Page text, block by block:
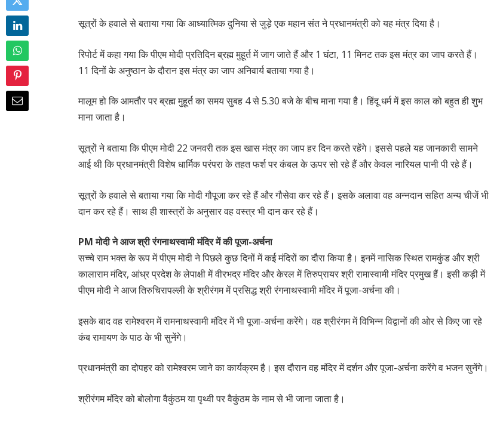
सूत्रों के हवाले से बताया गया कि आध्यात्मिक दुनिया से जुड़े एक महान संत ने प्रधानमंत्री को यह मंत्र दिया है।
रिपोर्ट में कहा गया कि पीएम मोदी प्रतिदिन ब्रह्म मुहूर्त में जाग जाते हैं और 1 घंटा, 11 मिनट तक इस मंत्र का जाप करते हैं।
11 दिनों के अनुष्ठान के दौरान इस मंत्र का जाप अनिवार्य बताया गया है।
मालूम हो कि आमतौर पर ब्रह्म मुहूर्त का समय सुबह 4 से 5.30 बजे के बीच माना गया है। हिंदू धर्म में इस काल को बहुत ही शुभ
माना जाता है।
सूत्रों ने बताया कि पीएम मोदी 22 जनवरी तक इस खास मंत्र का जाप हर दिन करते रहेंगे। इससे पहले यह जानकारी सामने
आई थी कि प्रधानमंत्री विशेष धार्मिक परंपरा के तहत फर्श पर कंबल के ऊपर सो रहे हैं और केवल नारियल पानी पी रहे हैं।
सूत्रों के हवाले से बताया गया कि मोदी गौपूजा कर रहे हैं और गौसेवा कर रहे हैं। इसके अलावा वह अन्नदान सहित अन्य चीजें भी
दान कर रहे हैं। साथ ही शास्त्रों के अनुसार वह वस्त्र भी दान कर रहे हैं।
PM मोदी ने आज श्री रंगनाथस्वामी मंदिर में की पूजा-अर्चना
सच्चे राम भक्त के रूप में पीएम मोदी ने पिछले कुछ दिनों में कई मंदिरों का दौरा किया है। इनमें नासिक स्थित रामकुंड और श्री
कालाराम मंदिर, आंध्र प्रदेश के लेपाक्षी में वीरभद्र मंदिर और केरल में तिरुप्रायर श्री रामास्वामी मंदिर प्रमुख हैं। इसी कड़ी में
पीएम मोदी ने आज तिरुचिरापल्ली के श्रीरंगम में प्रसिद्ध श्री रंगनाथस्वामी मंदिर में पूजा-अर्चना की।
इसके बाद वह रामेश्वरम में रामनाथस्वामी मंदिर में भी पूजा-अर्चना करेंगे। वह श्रीरंगम में विभिन्न विद्वानों की ओर से किए जा रहे
कंब रामायण के पाठ के भी सुनेंगे।
प्रधानमंत्री का दोपहर को रामेश्वरम जाने का कार्यक्रम है। इस दौरान वह मंदिर में दर्शन और पूजा-अर्चना करेंगे व भजन सुनेंगे।
श्रीरंगम मंदिर को बोलोगा वैकुंठम या पृथ्वी पर वैकुंठम के नाम से भी जाना जाता है।